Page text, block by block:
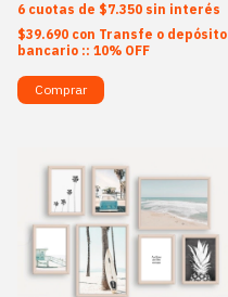
6 $7.350 sin interés
$39.690 con Transfe o depósito
bancario :: 10% OFF
Comprar